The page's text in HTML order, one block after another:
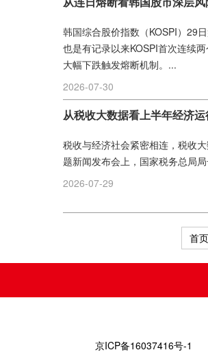
量，其发展态势直接影响着金融
韩国综合股价指数（KOSPI）29
也是有记录以来KOSPI首次连续
大幅下跌触发熔断机制。...
2026-07-30
从税收大数据看上半年经济
税收与经济社会紧密相连，税收
题新闻发布会上，国家税务总局
2026-07-29
首页
京ICP备16037416号-1